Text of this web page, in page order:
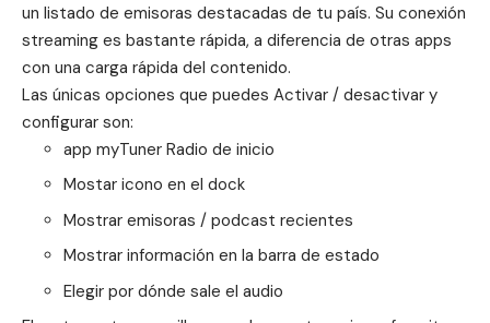
un listado de emisoras destacadas de tu país. Su conexión
streaming es bastante rápida, a diferencia de otras apps
con una carga rápida del contenido.
Las únicas opciones que puedes Activar / desactivar y
configurar son:
app myTuner Radio de inicio
Mostar icono en el dock
Mostrar emisoras / podcast recientes
Mostrar información en la barra de estado
Elegir por dónde sale el audio